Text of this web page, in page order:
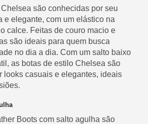
são conhecidas por seu
e elegante, com um elástico na
calce. Feitas de couro macio e
são ideais para quem busca
no dia a dia. Com um salto baixo
as botas de estilo Chelsea são
looks casuais e elegantes, ideais
Boots com salto agulha são